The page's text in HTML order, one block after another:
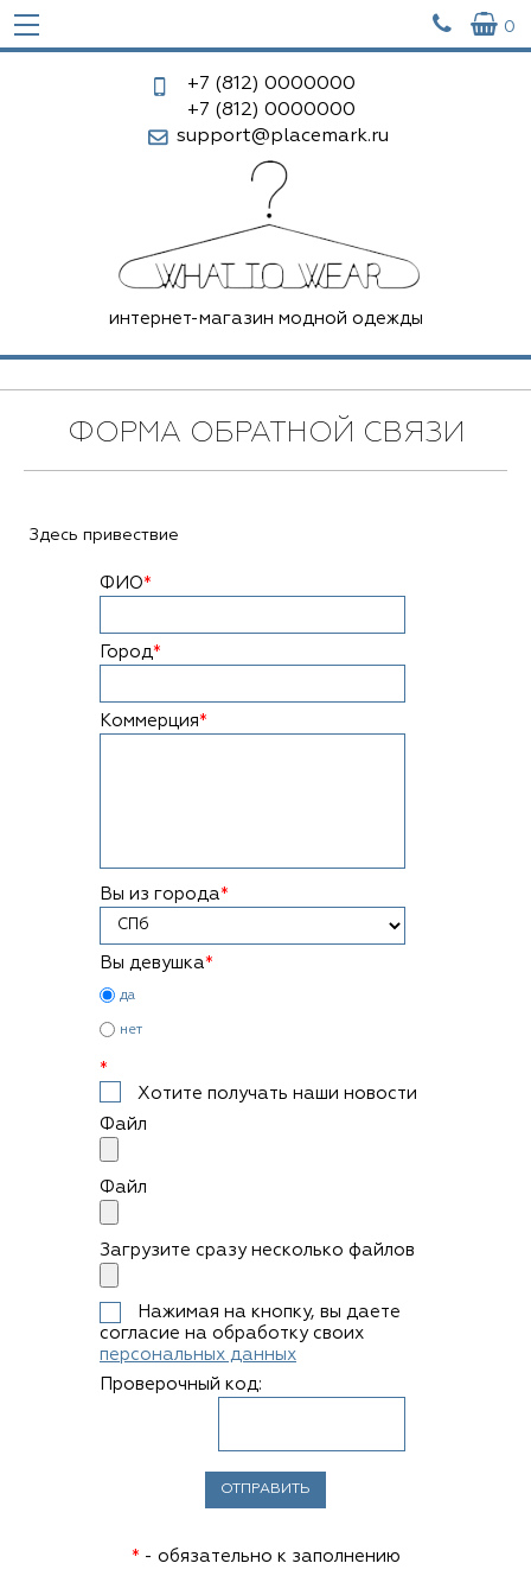
  0
+7 (812) 0000000
+7 (812) 0000000
support@placemark.ru
интернет-магазин модной одежды
ФОРМА ОБРАТНОЙ СВЯЗИ
Здесь привествие
ФИО*
Город*
Коммерция*
Вы из города*
Вы девушка*
да
нет
*
Хотите получать наши новости
Файл
Файл
Загрузите сразу несколько файлов
Нажимая на кнопку, вы даете
согласие на обработку своих
персональных данных
Проверочный код:
* - обязательно к заполнению